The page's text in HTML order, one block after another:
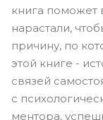
книга поможет
нарастали,
причину, по
этой книге -
связей
с
ментора,